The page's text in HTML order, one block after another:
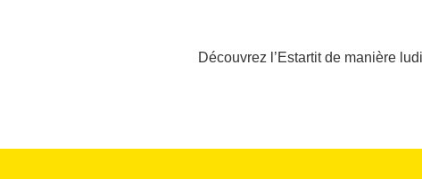
Découvrez l’Estartit de manière